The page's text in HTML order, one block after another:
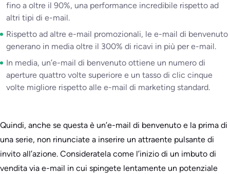
fino a oltre il 90%, una performance incredibile rispetto ad
altri tipi di e-mail.
Rispetto ad altre e-mail promozionali, le e-mail di benvenuto
generano in media oltre il 300% di ricavi in più per e-mail.
In media, un’e-mail di benvenuto ottiene un numero di
aperture quattro volte superiore e un tasso di clic cinque
volte migliore rispetto alle e-mail di marketing standard.
Quindi, anche se questa è un’e-mail di benvenuto e la prima di
una serie, non rinunciate a inserire un attraente pulsante di
invito all’azione. Consideratela come l’inizio di un imbuto di
vendita via e-mail in cui spingete lentamente un potenziale